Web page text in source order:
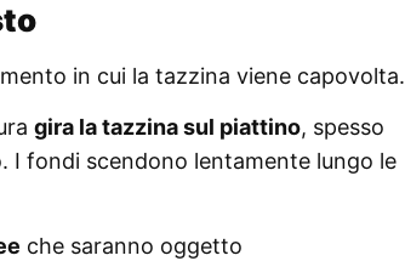
in cui la tazzina viene capovolta.
gira la tazzina sul piattino, spesso
I fondi scendono lentamente lungo le
che saranno oggetto